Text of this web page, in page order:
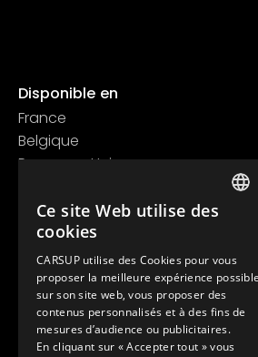
Disponible en
France
Belgique
Royaume Uni
Contact
+33 1 89 47 00 43
contact@carsup.io
Page contact
Découvrir
Nos Conciergeries
Ce site Web utilise des
cookies
CARSUP utilise des Cookies pour vous
proposer la meilleure expérience possible
sur son site web, vous proposer des
contenus personnalisés et à des fins de
mesures d’audience ou publicitaires.
En cliquant sur « Accepter tout » vous